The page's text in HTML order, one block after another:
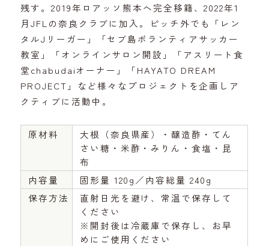
残す。2019年ロアッソ熊本へ完全移籍、2022年1
月JFLの奈良クラブに加入。ピッチ外でも「レン
タルJリーガー」「セブ島ボランティアサッカー
教室」「オンラインサロン開設」「アスリート食
堂chabudaiオーナー」「HAYATO DREAM
PROJECT」など様々なプロジェクトを企画しア
クティブに活動中。
原材料
大根（奈良県産）・醸造酢・てん
さい糖・米酢・みりん・食塩・昆
布
内容量
固形量 120g／内容総量 240g
保存方法
直射日光を避け、常温で保存して
ください
※開封後は冷蔵庫で保存し、お早
めにご使用ください